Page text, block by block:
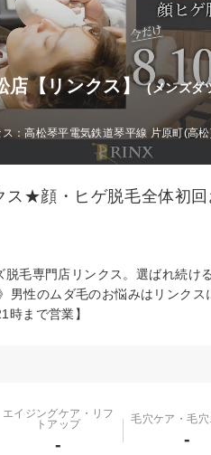
店【リンクス】 (メンズダ
ス：高松琴平電気鉄道琴平線 片原町(高
ス★顔・ヒゲ脱毛全体初
脱毛専門店リンクス。選ばれ続
男性のムダ毛のお悩みはリンク
まで営業】
エイジングケア・リフ
トアップ
-
毛穴ケア・毛穴
-